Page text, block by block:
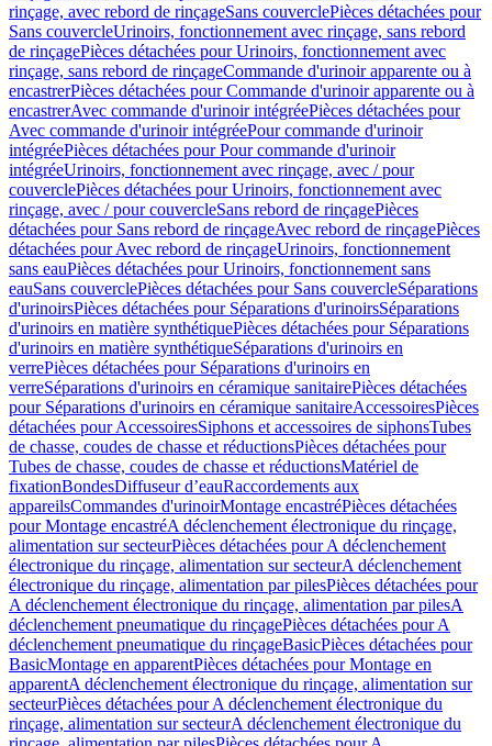
rinçage, avec rebord de rinçageSans couverclePièces détachées pour
Sans couvercleUrinoirs, fonctionnement avec rinçage, sans rebord
de rinçagePièces détachées pour Urinoirs, fonctionnement avec
rinçage, sans rebord de rinçageCommande d'urinoir apparente ou à
encastrerPièces détachées pour Commande d'urinoir apparente ou à
encastrerAvec commande d'urinoir intégréePièces détachées pour
Avec commande d'urinoir intégréePour commande d'urinoir
intégréePièces détachées pour Pour commande d'urinoir
intégréeUrinoirs, fonctionnement avec rinçage, avec / pour
couverclePièces détachées pour Urinoirs, fonctionnement avec
rinçage, avec / pour couvercleSans rebord de rinçagePièces
détachées pour Sans rebord de rinçageAvec rebord de rinçagePièces
détachées pour Avec rebord de rinçageUrinoirs, fonctionnement
sans eauPièces détachées pour Urinoirs, fonctionnement sans
eauSans couverclePièces détachées pour Sans couvercleSéparations
d'urinoirsPièces détachées pour Séparations d'urinoirsSéparations
d'urinoirs en matière synthétiquePièces détachées pour Séparations
d'urinoirs en matière synthétiqueSéparations d'urinoirs en
verrePièces détachées pour Séparations d'urinoirs en
verreSéparations d'urinoirs en céramique sanitairePièces détachées
pour Séparations d'urinoirs en céramique sanitaireAccessoiresPièces
détachées pour AccessoiresSiphons et accessoires de siphonsTubes
de chasse, coudes de chasse et réductionsPièces détachées pour
Tubes de chasse, coudes de chasse et réductionsMatériel de
fixationBondesDiffuseur d’eauRaccordements aux
appareilsCommandes d'urinoirMontage encastréPièces détachées
pour Montage encastréA déclenchement électronique du rinçage,
alimentation sur secteurPièces détachées pour A déclenchement
électronique du rinçage, alimentation sur secteurA déclenchement
électronique du rinçage, alimentation par pilesPièces détachées pour
A déclenchement électronique du rinçage, alimentation par pilesA
déclenchement pneumatique du rinçagePièces détachées pour A
déclenchement pneumatique du rinçageBasicPièces détachées pour
BasicMontage en apparentPièces détachées pour Montage en
apparentA déclenchement électronique du rinçage, alimentation sur
secteurPièces détachées pour A déclenchement électronique du
rinçage, alimentation sur secteurA déclenchement électronique du